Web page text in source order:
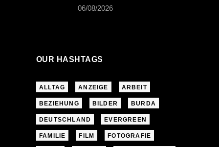
06/08/2026
OUR HASHTAGS
ALLTAG ANZEIGE ARBEIT
BEZIEHUNG BILDER BURDA
DEUTSCHLAND EVERGREEN
FAMILIE FILM FOTOGRAFIE